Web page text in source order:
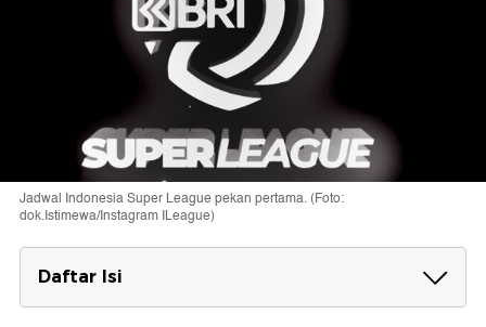
Jadwal Indonesia Super League pekan pertama. (Foto:
dok.Istimewa/Instagram ILeague)
Daftar Isi
Jadwal Indonesia Super League Pekan 1